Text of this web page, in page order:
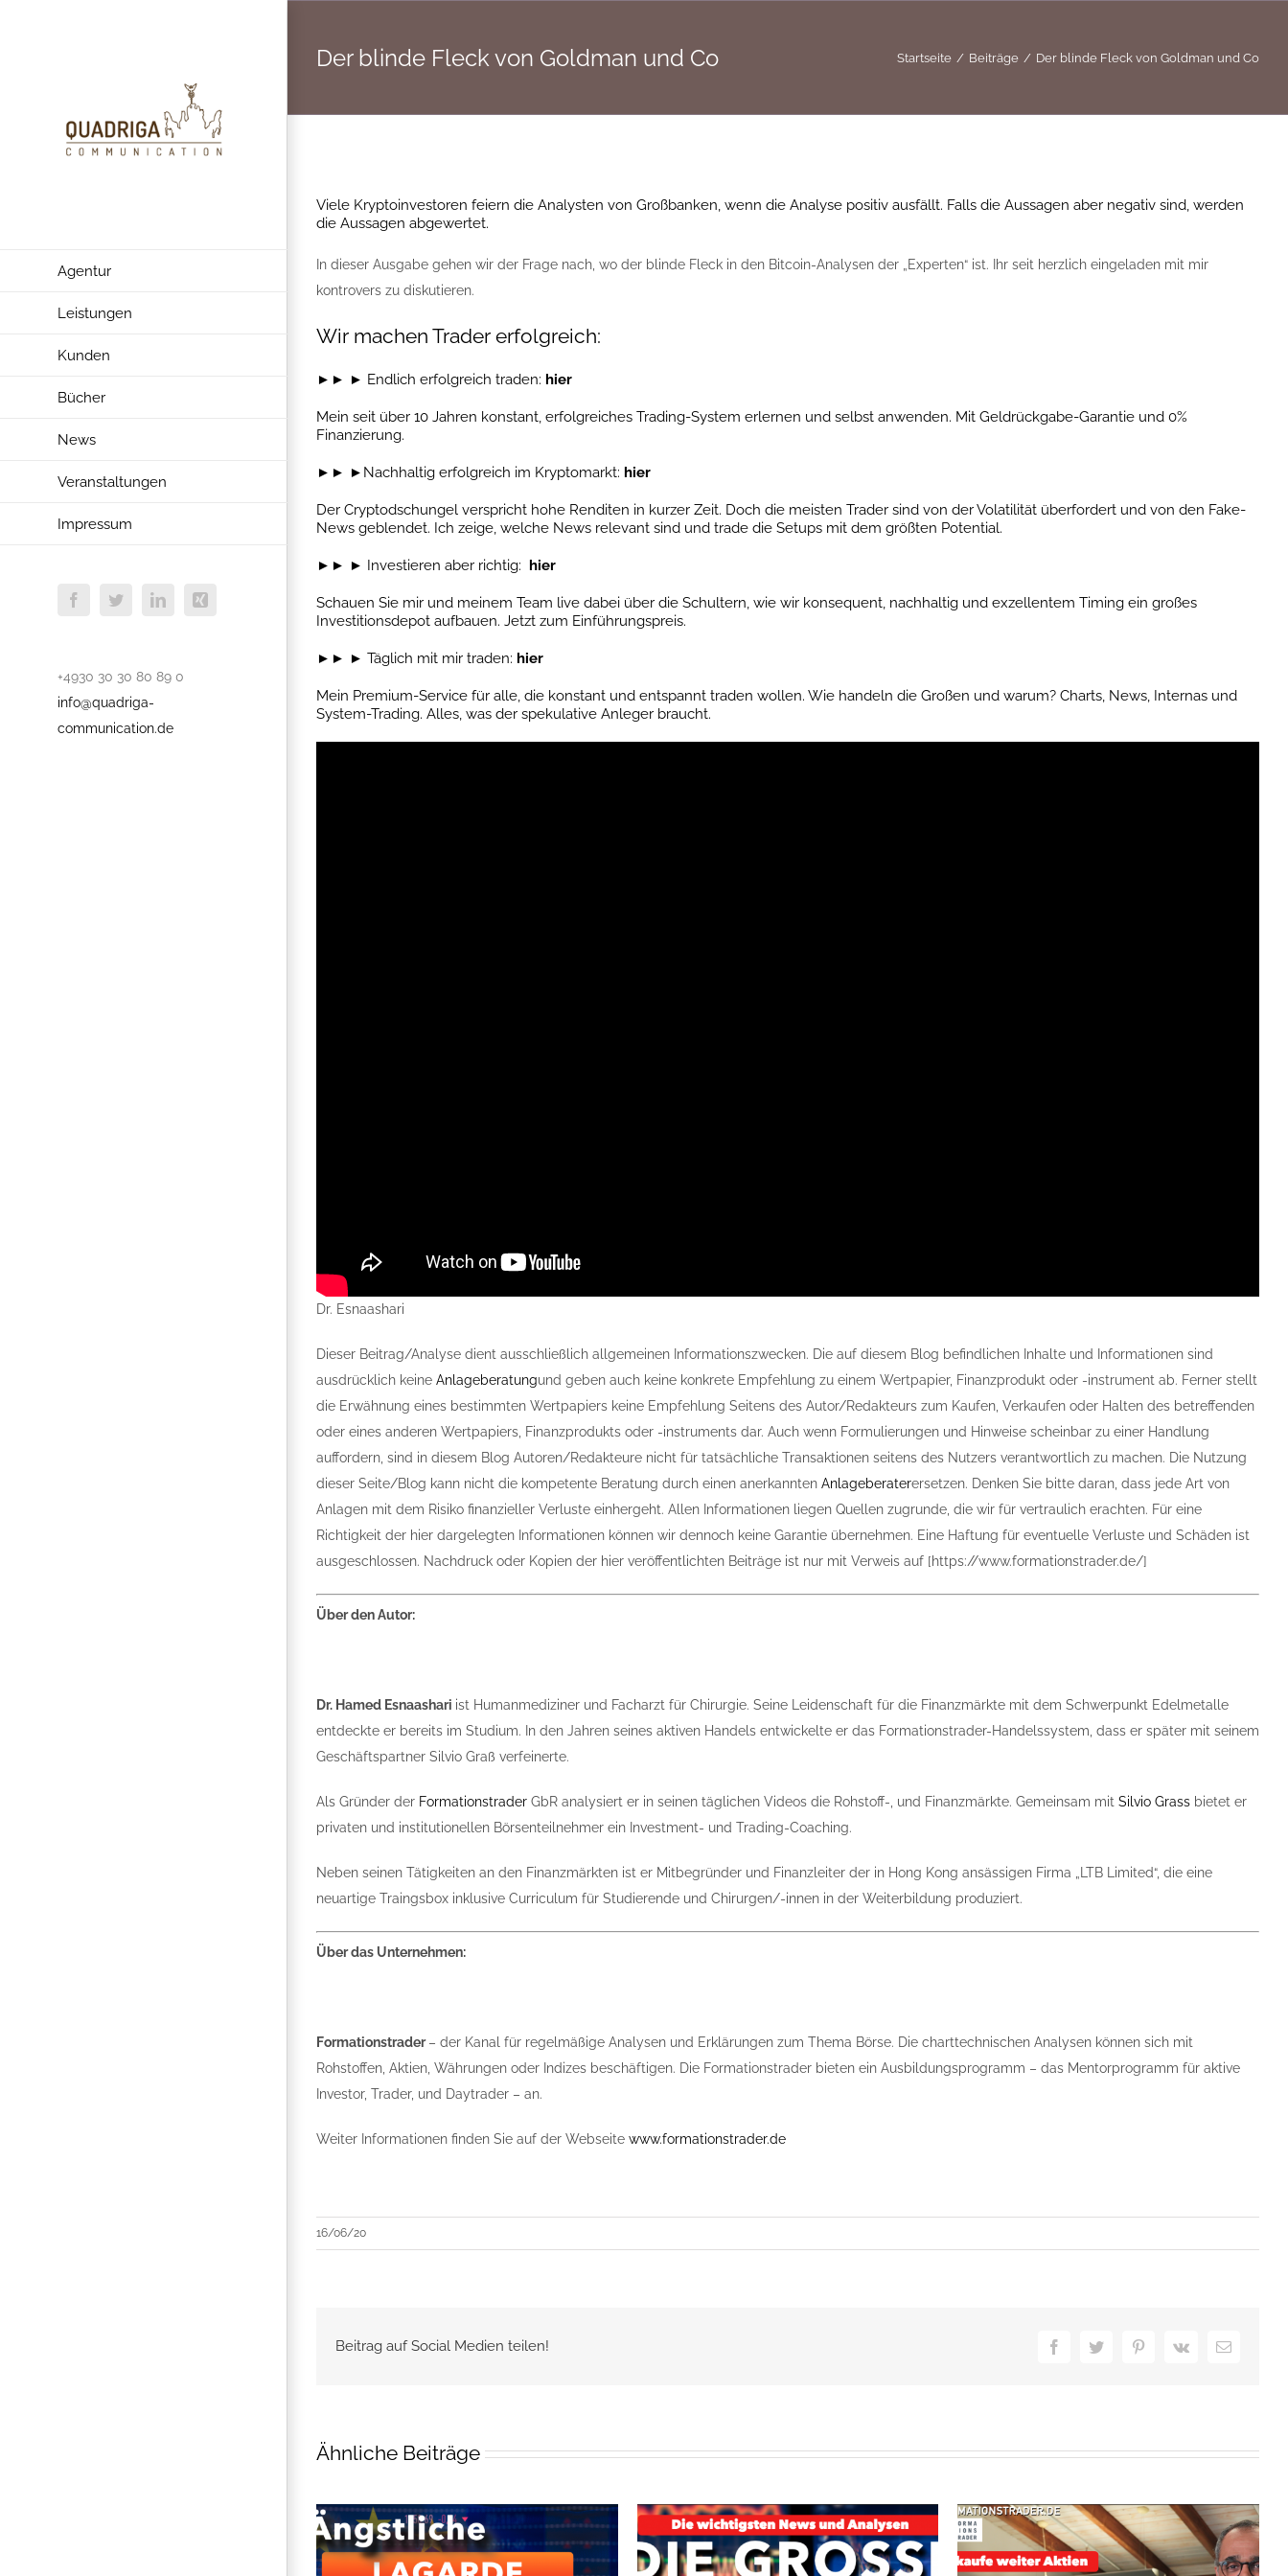
Agentur
Leistungen
Kunden
Bücher
News
Veranstaltungen
Impressum
FacebookTwitterLinkedInXing
+4930 30 30 80 89 0
info@quadriga-
communication.de
Der blinde Fleck von Goldman und Co Startseite Beiträge Der blinde Fleck von Goldman und Co
Viele Kryptoinvestoren feiern die Analysten von Großbanken, wenn die Analyse positiv ausfällt. Falls die Aussagen aber negativ sind, werden
die Aussagen abgewertet.
In dieser Ausgabe gehen wir der Frage nach, wo der blinde Fleck in den Bitcoin-Analysen der „Experten“ ist. Ihr seit herzlich eingeladen mit mir
kontrovers zu diskutieren.
Wir machen Trader erfolgreich:
►► ► Endlich erfolgreich traden: hier
Mein seit über 10 Jahren konstant, erfolgreiches Trading-System erlernen und selbst anwenden. Mit Geldrückgabe-Garantie und 0%
Finanzierung.
►► ►Nachhaltig erfolgreich im Kryptomarkt: hier
Der Cryptodschungel verspricht hohe Renditen in kurzer Zeit. Doch die meisten Trader sind von der Volatilität überfordert und von den Fake-
News geblendet. Ich zeige, welche News relevant sind und trade die Setups mit dem größten Potential.
►► ► Investieren aber richtig: hier
Schauen Sie mir und meinem Team live dabei über die Schultern, wie wir konsequent, nachhaltig und exzellentem Timing ein großes
Investitionsdepot aufbauen. Jetzt zum Einführungspreis.
►► ► Täglich mit mir traden: hier
Mein Premium-Service für alle, die konstant und entspannt traden wollen. Wie handeln die Großen und warum? Charts, News, Internas und
System-Trading. Alles, was der spekulative Anleger braucht.
Dr. Esnaashari
Dieser Beitrag/Analyse dient ausschließlich allgemeinen Informationszwecken. Die auf diesem Blog befindlichen Inhalte und Informationen sind
ausdrücklich keine Anlageberatungund geben auch keine konkrete Empfehlung zu einem Wertpapier, Finanzprodukt oder -instrument ab. Ferner stellt
die Erwähnung eines bestimmten Wertpapiers keine Empfehlung Seitens des Autor/Redakteurs zum Kaufen, Verkaufen oder Halten des betreffenden
oder eines anderen Wertpapiers, Finanzprodukts oder -instruments dar. Auch wenn Formulierungen und Hinweise scheinbar zu einer Handlung
auffordern, sind in diesem Blog Autoren/Redakteure nicht für tatsächliche Transaktionen seitens des Nutzers verantwortlich zu machen. Die Nutzung
dieser Seite/Blog kann nicht die kompetente Beratung durch einen anerkannten Anlageberaterersetzen. Denken Sie bitte daran, dass jede Art von
Anlagen mit dem Risiko finanzieller Verluste einhergeht. Allen Informationen liegen Quellen zugrunde, die wir für vertraulich erachten. Für eine
Richtigkeit der hier dargelegten Informationen können wir dennoch keine Garantie übernehmen. Eine Haftung für eventuelle Verluste und Schäden ist
ausgeschlossen. Nachdruck oder Kopien der hier veröffentlichten Beiträge ist nur mit Verweis auf [https://www.formationstrader.de/]
Über den Autor:
Dr. Hamed Esnaashari ist Humanmediziner und Facharzt für Chirurgie. ­Seine Leidenschaft für die Finanzmärkte mit dem Schwerpunkt Edel­metalle
entdeckte er bereits im Studium. In den Jahren seines aktiven Handels entwickelte er das Formationstrader-Handelssystem, dass er später mit seinem
Geschäftspartner Silvio Graß verfeinerte.
Als Gründer der Formationstrader GbR analysiert er in seinen täglichen ­Videos die Rohstoff-, und Finanzmärkte. Gemeinsam mit Silvio Grass ­bietet er
privaten und institutionellen Börsenteilnehmer ein Investment- und ­Trading-Coaching.
Neben seinen Tätigkeiten an den Finanzmärkten ist er Mitbegründer und Finanzleiter der in Hong Kong ansässigen Firma „LTB Limited“, die eine
neuartige Traingsbox inklusive Curriculum für Studierende und Chirurgen/-innen in der Weiterbildung produziert.
Über das Unternehmen:
Formationstrader– der Kanal für regelmäßige Analysen und Erklärungen zum Thema Börse. Die charttechnischen Analysen können sich mit
Rohstoffen, Aktien, Währungen oder Indizes beschäftigen. Die Formationstrader bieten ein Ausbildungsprogramm – das Mentorprogramm für aktive
Investor, Trader, und Daytrader – an.
Weiter Informationen finden Sie auf der Webseite www.formationstrader.de
16/06/20
Beitrag auf Social Medien teilen! FacebookTwitterPinterest
Vk
E-
Ähnliche Beiträge